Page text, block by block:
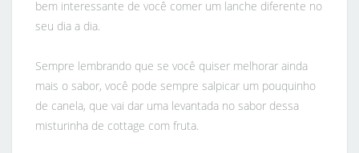
bem interessante de você comer um lanche diferente no
seu dia a dia.
Sempre lembrando que se você quiser melhorar ainda
mais o sabor, você pode sempre salpicar um pouquinho
de canela, que vai dar uma levantada no sabor dessa
misturinha de cottage com fruta.